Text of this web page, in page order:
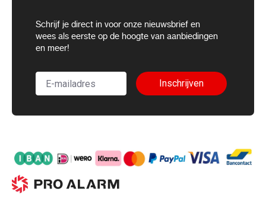
Schrijf je direct in voor onze nieuwsbrief en
wees als eerste op de hoogte van aanbiedingen
en meer!
Inschrijven